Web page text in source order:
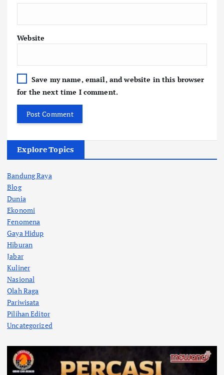
Website
Save my name, email, and website in this browser
for the next time I comment.
Explore Topics
Bandung Raya
Blog
Dunia
Ekonomi
Fenomena
Gaya Hidup
Hiburan
Jabar
Kuliner
Nasional
Olah Raga
Pariwisata
Pilihan Editor
Uncategorized